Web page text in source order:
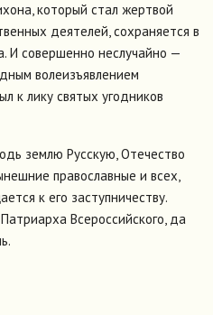
который стал жертвой
деятелей, сохраняется в
И совершенно неслучайно —
волеизъявлением
к лику святых угодников
землю Русскую, Отечество
православные и всех,
к его заступничеству.
Всероссийского, да